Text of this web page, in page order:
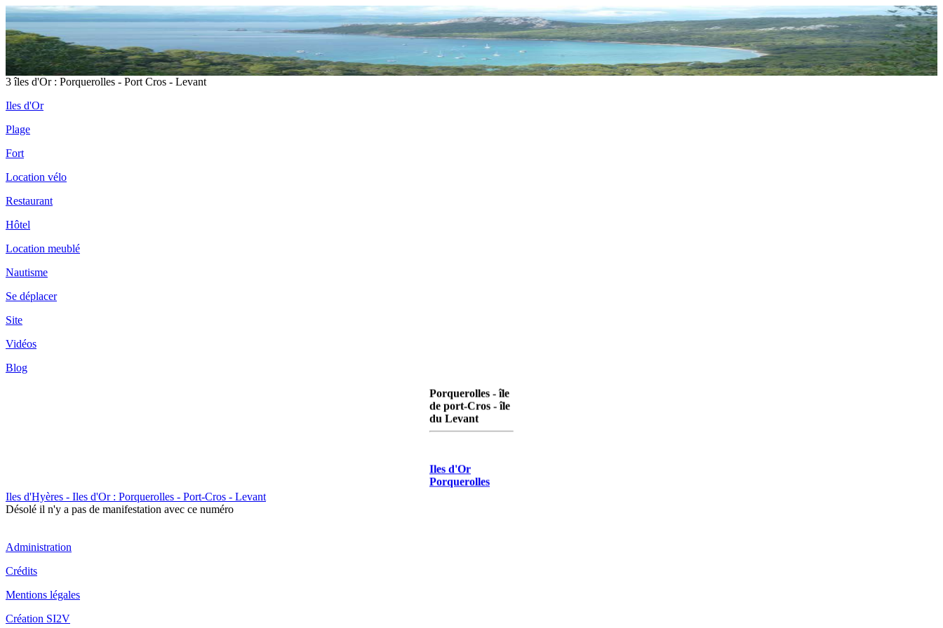
3 îles d'Or : Porquerolles - Port Cros - Levant
Iles d'Or
Plage
Fort
Location vélo
Restaurant
Hôtel
Location meublé
Nautisme
Se déplacer
Site
Vidéos
Blog
Porquerolles - île
de port-Cros - île
du Levant
Iles d'Or
Porquerolles
Iles d'Hyères - Iles d'Or : Porquerolles - Port-Cros - Levant
Désolé il n'y a pas de manifestation avec ce numéro
Administration
Crédits
Mentions légales
Création SI2V